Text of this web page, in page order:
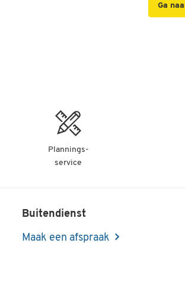
Ga
Plannings-
service
Buitendienst
Maak een afspraak